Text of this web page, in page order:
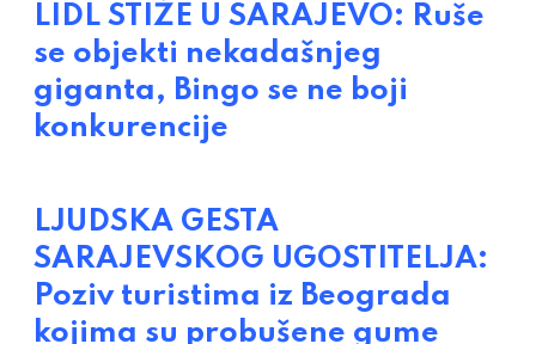
LIDL STIŽE U SARAJEVO: Ruše
se objekti nekadašnjeg
giganta, Bingo se ne boji
konkurencije
LJUDSKA GESTA
SARAJEVSKOG UGOSTITELJA:
Poziv turistima iz Beograda
kojima su probušene gume